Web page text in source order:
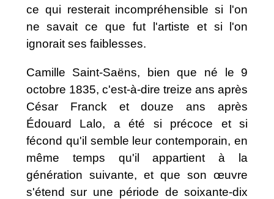
ce qui resterait incompréhensible si l'on
ne savait ce que fut l'artiste et si l'on
ignorait ses faiblesses.
Camille Saint-Saëns, bien que né le 9
octobre 1835, c'est-à-dire treize ans après
César Franck et douze ans après
Édouard Lalo, a été si précoce et si
fécond qu'il semble leur contemporain, en
même temps qu'il appartient à la
génération suivante, et que son œuvre
s'étend sur une période de soixante-dix